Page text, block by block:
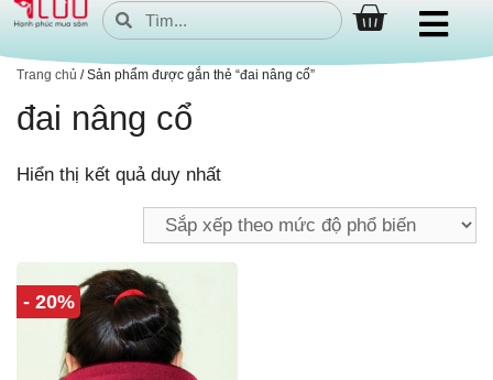
Trang chủ / Sản phẩm được gắn thẻ “đai nâng cổ”
đai nâng cổ
Hiển thị kết quả duy nhất
- 20%